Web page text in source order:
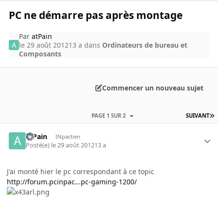
PC ne démarre pas après montage
ParatPain
le 29 août 201213 a dans Ordinateurs de bureau et
Composants
Commencer un nouveau sujet
SUIVANT
PAGE 1 SUR 2
atPain INpactien
Posté(e) le 29 août 201213 a
J'ai monté hier le pc correspondant à ce topic
http://forum.pcinpac...pc-gaming-1200/